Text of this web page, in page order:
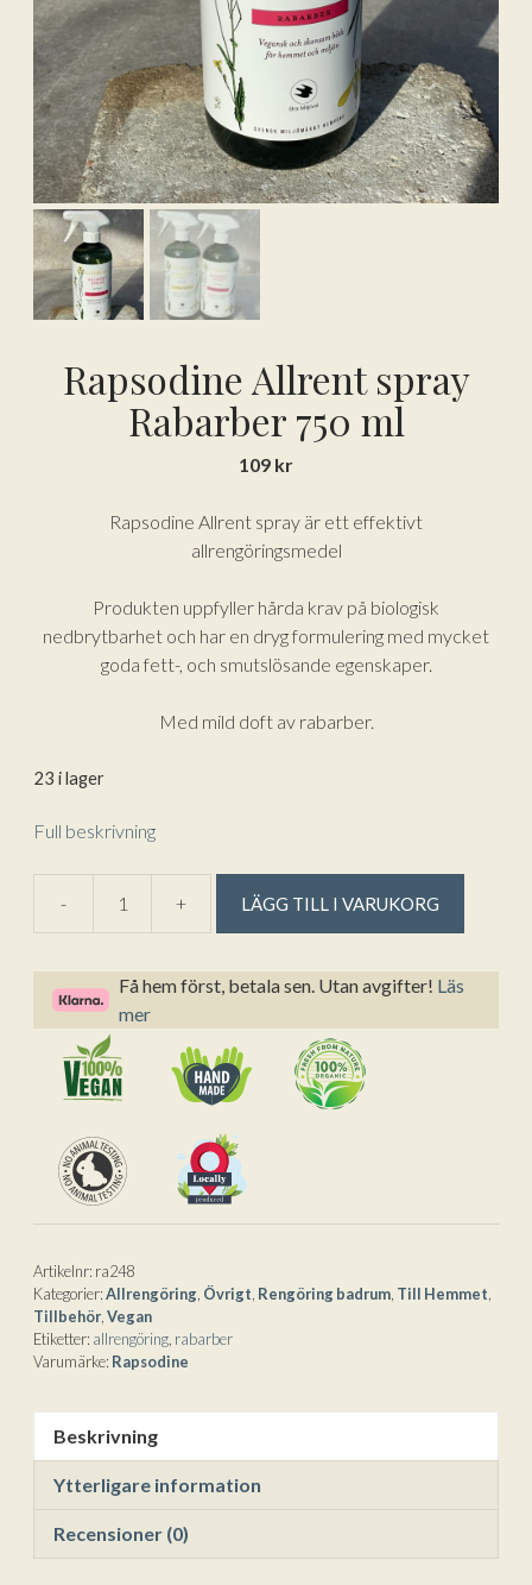
Rapsodine Allrent spray
Rabarber 750 ml
109 kr
Rapsodine Allrent spray är ett effektivt
allrengöringsmedel
Produkten uppfyller hårda krav på biologisk
nedbrytbarhet och har en dryg formulering med mycket
goda fett-, och smutslösande egenskaper.
Med mild doft av rabarber.
23 i lager
Full beskrivning
-
Rapsodine
spray
Rabarber
750
ml
mängd
+ LÄGG TILL I VARUKORG
e
n
Få hem först, betala sen. Utan avgifter! Läs
mer
Artikelnr: ra248
Kategorier:Allrengöring Övrigt Rengöring badrum Till Hemmet
Tillbehör Vegan
Etiketter: allrengöring rabarber
Varumärke: Rapsodine
Beskrivning
Ytterligare information
Recensioner (0)